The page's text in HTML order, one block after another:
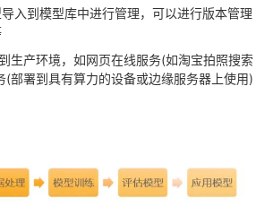
入到模型库中进行管理，可以进行版本管理
生产环境，如网页在线服务(如淘宝拍照搜索
(部署到具有算力的设备或边缘服务器上使用)